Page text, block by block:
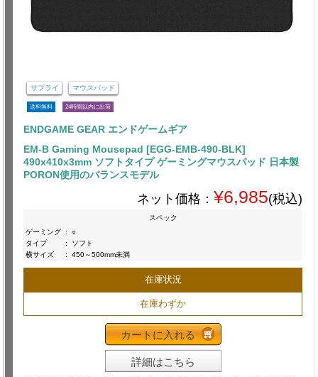
サプライ マウスパッド
送料無料 24時間以内に出荷
ENDGAME GEAR エンドゲームギア
EM-B Gaming Mousepad [EGG-EMB-490-BLK]
490x410x3mm ソフトタイプ ゲーミングマウスパッド 日本製
PORON使用のバランスモデル
ネット価格： ¥6,985(税込)
スペック
ゲーミング :
○
タイプ
:
ソフト
横サイズ
: 450～500mm未満
在庫状況
在庫わずか
カートに入れる
詳細はこちら